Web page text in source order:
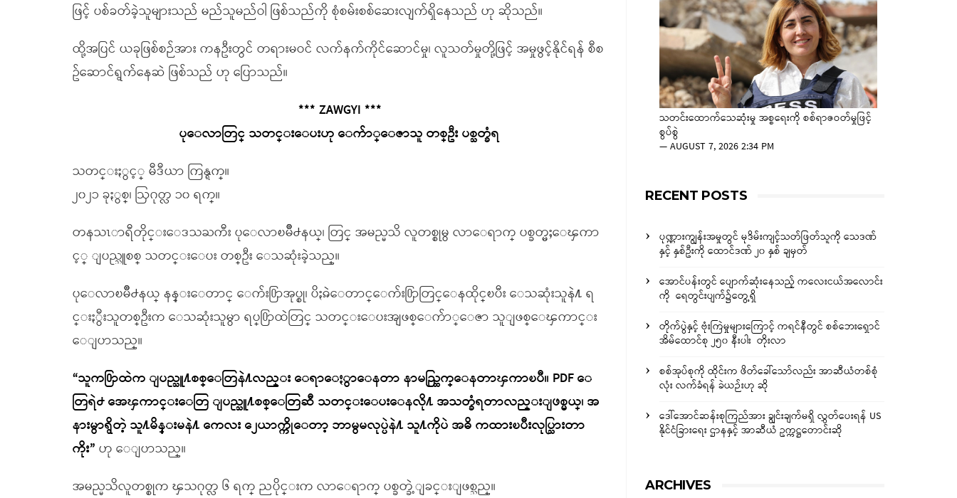
ဖြင့် ပစ်ခတ်ခဲ့သူများသည် မည်သူမည်ဝါ ဖြစ်သည်ကို စုံစမ်းစစ်ဆေးလျက်ရှိနေသည် ဟု ဆိုသည်။
ထို့အပြင် ယခုဖြစ်စဉ်အား ကနဦးတွင် တရားမဝင် လက်နက်ကိုင်ဆောင်မှု၊ လူသတ်မှုတို့ဖြင့် အမှုဖွင့်နိုင်ရန် စီစ
ဥ်ဆောင်ရွက်နေဆဲ ဖြစ်သည် ဟု ပြောသည်။
*** ZAWGYI ***
ပုေလာတြင္ သတင္းေပးဟု ေက်ာ္ေဇာသူ တစ္ဦး ပစ္သတ္ခံရ
သတင္းႏွင့္ မီဒီယာ ကြန္ရက္။
၂၀၂၁ ခုႏွစ္၊ ဩဂုတ္လ ၁၀ ရက္။
တနသၤာရီတိုင္းေဒသႀကီး ပုေလာၿမိဳ႕နယ္၊ တြင္ အမည္မသိ လူတစ္စုမွ လာေရာက္ ပစ္ခတ္မႈေၾကာ
င့္ ျပည္သူစစ္ သတင္းေပး တစ္ဦး ေသဆုံးခဲ့သည္။
ပုေလာၿမိဳ႕နယ္ နန္းေတာင္ ေက်း႐ြာအုပ္စု၊ ပိႏၷဲေတာင္ေက်း႐ြာတြင္ေနထိုင္ၿပီး ေသဆုံးသူနဲ႔ ရ
င္းႏွီးသူတစ္ဦးက ေသဆုံးသူမွာ ရပ္႐ြာထဲတြင္ သတင္းေပးအျဖစ္ေက်ာ္ေဇာ သူျဖစ္ေၾကာင္း
ေျပာသည္။
“သူက႐ြာထဲက ျပည္သူ႔စစ္ေတြနဲ႔လည္း ေရာေႏွာေနတာ နာမည္ထြက္ေနတာၾကာၿပီ။ PDF ေ
တြရဲ႕ အေၾကာင္းေတြ ျပည္သူ႔စစ္ေတြဆီ သတင္းေပးေနလို႔ အသတ္ခံရတာလည္းျဖစ္မယ္၊ အ
နားမွာရွိတဲ့ သူ႔မိန္းမနဲ႔ ကေလး ၂ေယာက္ကိုေတာ့ ဘာမွမလုပ္ပဲနဲ႔ သူ႔ကိုပဲ အဓိ ကထားၿပီးလုပ္သြားတာ
ကိုး” ဟု ေျပာသည္။
အမည္မသိလူတစ္စုက ၾသဂုတ္လ ၆ ရက္ ညပိုင္းက လာေရာက္ ပစ္ခတ္ခဲ့ျခင္းျဖစ္သည္။
သတင်းထောက်သေဆုံးမှု အစ္စရေးကို စစ်ရာဇဝတ်မှုဖြင့်
စွပ်စွဲ
—AUGUST 7, 2026 2:34 PM
RECENT POSTS
ပုဏ္ဏားကျွန်းအမှုတွင် မုဒိမ်းကျင့်သတ်ဖြတ်သူကို သေဒဏ်
နှင့် နှစ်ဦးကို ထောင်ဒဏ် ၂၀ နှစ် ချမှတ်
အောင်ပန်းတွင် ပျောက်ဆုံးနေသည့် ကလေးငယ်အလောင်း
ကို ရေတွင်းပျက်၌တွေ့ရှိ
တိုက်ပွဲနှင့် ဗုံးကြဲမှုများကြောင့် ကရင်နီတွင် စစ်ဘေးရှောင်
အိမ်ထောင်စု ၂၅၀ နီးပါး တိုးလာ
စစ်အုပ်စုကို ထိုင်းက ဖိတ်ခေါ်သော်လည်း အာဆီယံတစ်စုံ
လုံး လက်ခံရန် ခဲယဉ်းဟု ဆို
ဒေါ်အောင်ဆန်းစုကြည်အား ချွင်းချက်မရှိ လွှတ်ပေးရန် US
နိုင်ငံခြားရေး ဌာနနှင့် အာဆီယံ ဥက္ကဋ္ဌတောင်းဆို
ARCHIVES